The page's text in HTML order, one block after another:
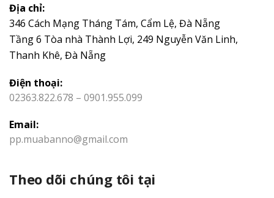
Địa chỉ:
346 Cách Mạng Tháng Tám, Cẩm Lệ, Đà Nẵng
Tầng 6 Tòa nhà Thành Lợi, 249 Nguyễn Văn Linh,
Thanh Khê, Đà Nẵng
Điện thoại:
02363.822.678 – 0901.955.099
Email:
pp.muabanno@gmail.com
Theo dõi chúng tôi tại